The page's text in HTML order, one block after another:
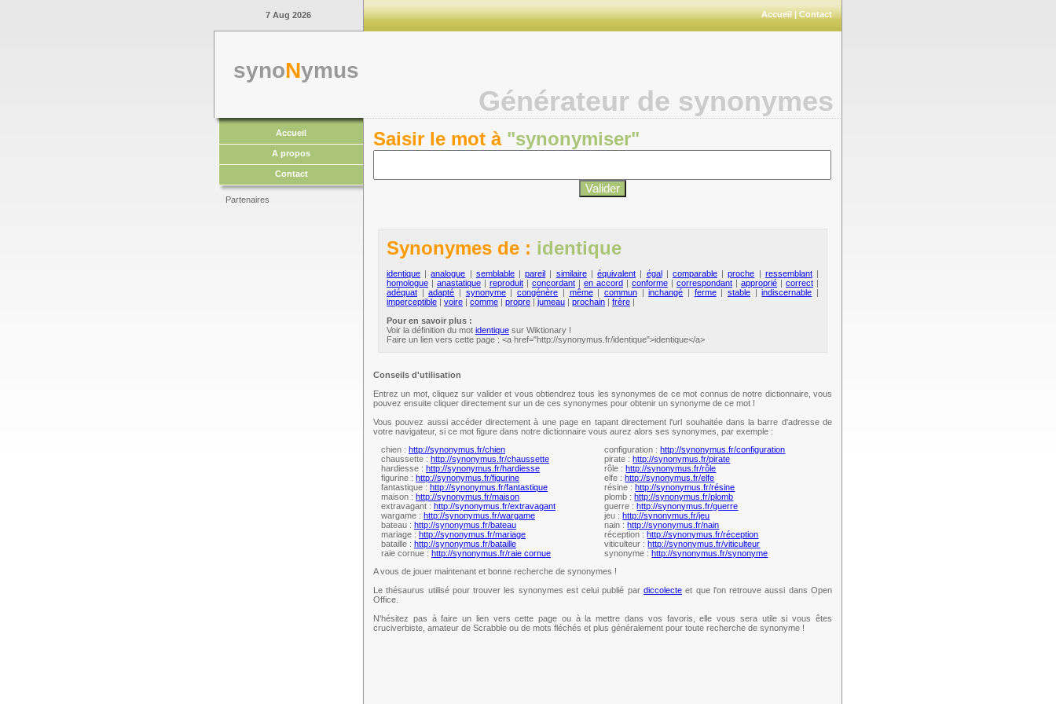
7 Aug 2026 Accueil|Contact
synoNymus
Générateur de synonymes
Accueil
A propos
Contact
Partenaires
Saisir le mot à "synonymiser"
Synonymes de : identique
identique |analogue | semblable|pareil | similaire|équivalent | égal| comparable|proche | ressemblant|
homologue | anastatique | reproduit | concordant | en accord | conforme | correspondant | approprié | correct |
adéquat |adapté | synonyme|congénère | même| commun|inchangé | ferme| stable |indiscernable |
imperceptible | voire | comme | propre | jumeau | prochain | frère |
Pour en savoir plus :
Voir la définition du mot identique sur Wiktionary !
Faire un lien vers cette page : <a href="http://synonymus.fr/identique">identique</a>
Conseils d'utilisation
Entrez un mot, cliquez sur valider et vous obtiendrez tous les synonymes de ce mot connus de notre dictionnaire, vous
pouvez ensuite cliquer directement sur un de ces synonymes pour obtenir un synonyme de ce mot !
Vous pouvez aussi accéder directement à une page en tapant directement l'url souhaitée dans la barre d'adresse de
votre navigateur, si ce mot figure dans notre dictionnaire vous aurez alors ses synonymes, par exemple :
chien : http://synonymus.fr/chien
chaussette : http://synonymus.fr/chaussette
hardiesse : http://synonymus.fr/hardiesse
figurine : http://synonymus.fr/figurine
fantastique : http://synonymus.fr/fantastique
maison : http://synonymus.fr/maison
extravagant : http://synonymus.fr/extravagant
wargame : http://synonymus.fr/wargame
bateau : http://synonymus.fr/bateau
mariage : http://synonymus.fr/mariage
bataille : http://synonymus.fr/bataille
raie cornue : http://synonymus.fr/raie cornue
configuration :http://synonymus.fr/configuration
pirate :http://synonymus.fr/pirate
rôle :http://synonymus.fr/rôle
elfe :http://synonymus.fr/elfe
résine :http://synonymus.fr/résine
plomb :http://synonymus.fr/plomb
guerre :http://synonymus.fr/guerre
jeu :http://synonymus.fr/jeu
nain :http://synonymus.fr/nain
réception :http://synonymus.fr/réception
viticulteur :http://synonymus.fr/viticulteur
synonyme :http://synonymus.fr/synonyme
A vous de jouer maintenant et bonne recherche de synonymes !
Le thésaurus utilisé pour trouver les synonymes est celui publié pardiccolecte et que l'on retrouve aussi dans Open
Office.
N'hésitez pas à faire un lien vers cette page ou à la mettre dans vos favoris, elle vous sera utile si vous êtes
cruciverbiste, amateur de Scrabble ou de mots fléchés et plus généralement pour toute recherche de synonyme !